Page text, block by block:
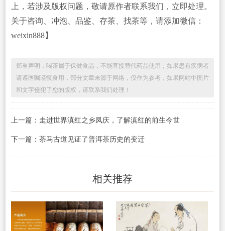
上，若涉及版权问题，敬请原作者联系我们，立即处理。
关于咨询、冲泡、品鉴、存茶、找茶等，请添加微信：
weixin888】
郑重声明：喝茶属于保健食品，不能直接替代药品使用，如果患有疾病者
请遵医嘱谨慎食用，部分文章来源于网络，仅作为参考，如果网站中图片
和文字侵犯了您的版权，请联系我们处理！
上一篇：走进世界滇红之乡凤庆，了解滇红的前生今世
下一篇：茶马古道见证了普洱茶历史的变迁
相关推荐